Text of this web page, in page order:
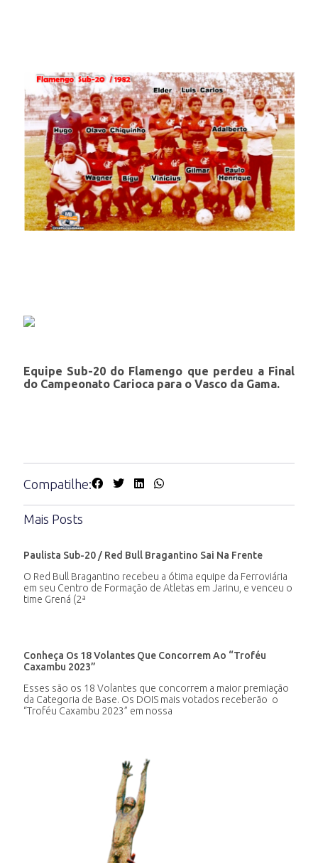
Equipe Sub-20 do Flamengo que perdeu a Final
do Campeonato Carioca para o Vasco da Gama.
Compatilhe:
Mais Posts
Paulista Sub-20 / Red Bull Bragantino Sai Na Frente
O Red Bull Bragantino recebeu a ótima equipe da Ferroviária
em seu Centro de Formação de Atletas em Jarinu, e venceu o
time Grená (2ª
Conheça Os 18 Volantes Que Concorrem Ao “Troféu
Caxambu 2023”
Esses são os 18 Volantes que concorrem a maior premiação
da Categoria de Base. Os DOIS mais votados receberão o
“Troféu Caxambu 2023” em nossa